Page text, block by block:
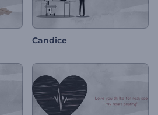
Candice